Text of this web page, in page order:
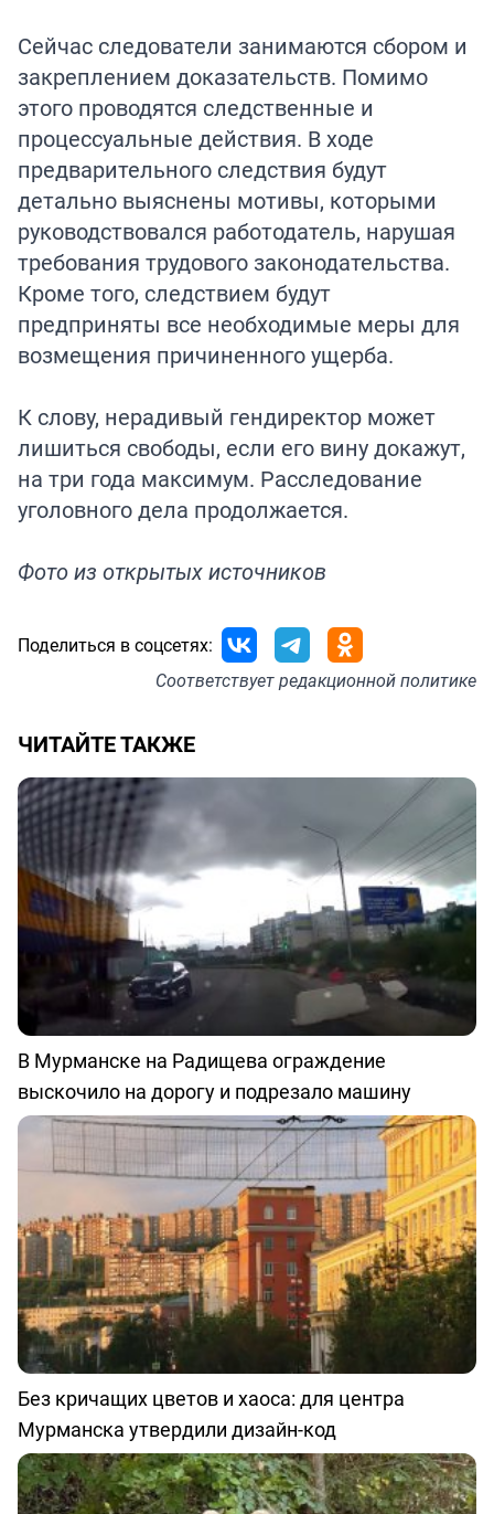
Сейчас следователи занимаются сбором и
закреплением доказательств. Помимо
этого проводятся следственные и
процессуальные действия. В ходе
предварительного следствия будут
детально выяснены мотивы, которыми
руководствовался работодатель, нарушая
требования трудового законодательства.
Кроме того, следствием будут
предприняты все необходимые меры для
возмещения причиненного ущерба.
К слову, нерадивый гендиректор может
лишиться свободы, если его вину докажут,
на три года максимум. Расследование
уголовного дела продолжается.
Фото из открытых источников
Поделиться в соцсетях:
Соответствуетредакционной политике
ЧИТАЙТЕ ТАКЖЕ
В Мурманске на Радищева ограждение
выскочило на дорогу и подрезало машину
Без кричащих цветов и хаоса: для центра
Мурманска утвердили дизайн-код